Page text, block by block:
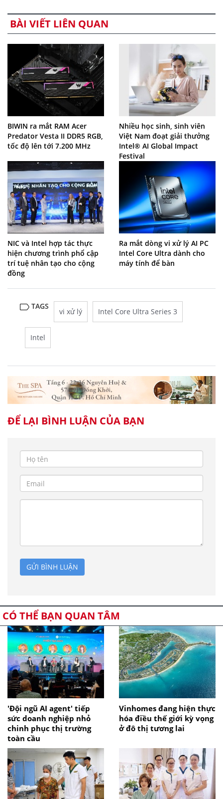
BÀI VIẾT LIÊN QUAN
BIWIN ra mắt RAM Acer
Predator Vesta II DDR5 RGB,
tốc độ lên tới 7.200 MHz
Nhiều học sinh, sinh viên
Việt Nam đoạt giải thưởng
Intel® AI Global Impact
Festival
NIC và Intel hợp tác thực
hiện chương trình phổ cập
trí tuệ nhân tạo cho cộng
đồng
Ra mắt dòng vi xử lý AI PC
Intel Core Ultra dành cho
máy tính để bàn
TAGS
vi xử lý Intel Core Ultra Series 3
Intel
ĐỂ LẠI BÌNH LUẬN CỦA BẠN
GỬI BÌNH LUẬN
CÓ THỂ BẠN QUAN TÂM
'Đội ngũ AI agent' tiếp
sức doanh nghiệp nhỏ
chinh phục thị trường
toàn cầu
Vinhomes đang hiện thực
hóa điều thế giới kỳ vọng
ở đô thị tương lai